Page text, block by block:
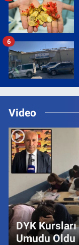
6
Video
DYK
Umudu Oldu